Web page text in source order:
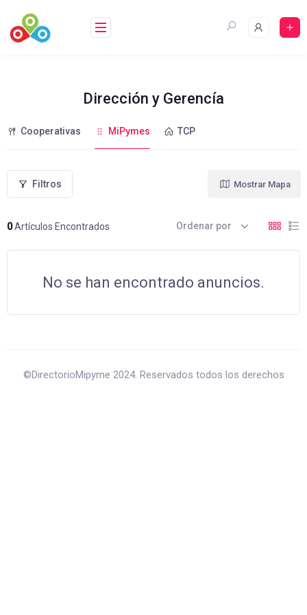
contenido
Dirección y Gerencía
Cooperativas MiPymes TCP
Filtros
0Artículos Encontrados
Mostrar Mapa
Ordenar por
No se han encontrado anuncios.
©DirectorioMipyme 2024. Reservados todos los derechos